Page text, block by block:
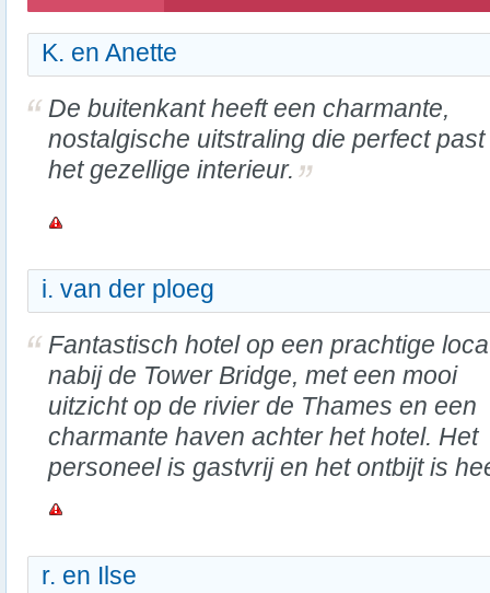
K. en Anette
De buitenkant heeft een charmante,
nostalgische uitstraling die perfect past
het gezellige interieur.
i. van der ploeg
Fantastisch hotel op een prachtige
nabij de Tower Bridge, met een mooi
uitzicht op de rivier de Thames en een
charmante haven achter het hotel. Het
personeel is gastvrij en het ontbijt is
r. en Ilse